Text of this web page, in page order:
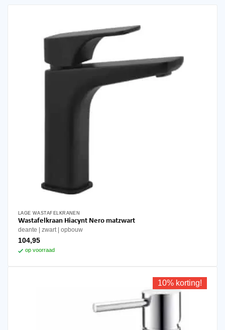
LAGE WASTAFELKRANEN
Wastafelkraan Hiacynt Nero matzwart
deante zwart opbouw
104,95
op voorraad
10% korting!